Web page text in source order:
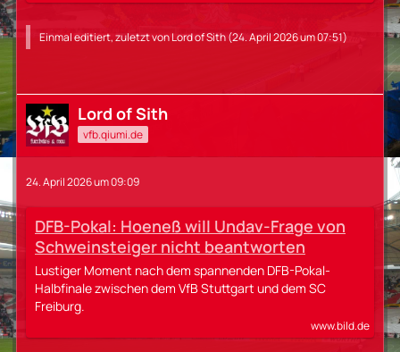
Einmal editiert, zuletzt vonLord of Sith(24. April 2026 um 07:51)
Lord of Sith
vfb.qiumi.de
24. April 2026 um 09:09
DFB-Pokal: Hoeneß will Undav-Frage von
Schweinsteiger nicht beantworten
Lustiger Moment nach dem spannenden DFB-Pokal-
Halbfinale zwischen dem VfB Stuttgart und dem SC
Freiburg.
www.bild.de